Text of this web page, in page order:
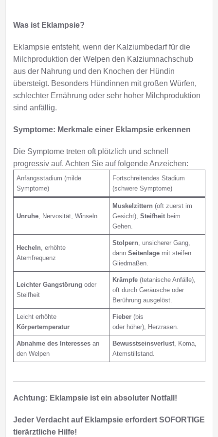
Was ist Eklampsie?
Eklampsie entsteht, wenn der Kalziumbedarf für die
Milchproduktion der Welpen den Kalziumnachschub
aus der Nahrung und den Knochen der Hündin
übersteigt. Besonders Hündinnen mit großen Würfen,
schlechter Ernährung oder sehr hoher Milchproduktion
sind anfällig.
Symptome: Merkmale einer Eklampsie erkennen
Die Symptome treten oft plötzlich und schnell
progressiv auf. Achten Sie auf folgende Anzeichen:
Anfangsstadium (milde
Symptome)
Fortschreitendes Stadium
(schwere Symptome)
Unruhe, Nervosität, Winseln
Muskelzittern (oft zuerst im
Gesicht),Steifheit beim
Gehen.
Hecheln, erhöhte
Atemfrequenz
Stolpern, unsicherer Gang,
dannSeitenlage mit steifen
Gliedmaßen.
Leichter Gangstörung oder
Steifheit
Krämpfe (tetanische Anfälle),
oft durch Geräusche oder
Berührung ausgelöst.
Leicht erhöhte
Körpertemperatur
Fieber (bis
oder höher), Herzrasen.
Abnahme des Interesses an
den Welpen
Bewusstseinsverlust, Koma,
Atemstillstand.
Achtung: Eklampsie ist ein absoluter Notfall!
Jeder Verdacht auf Eklampsie erfordert SOFORTIGE
tierärztliche Hilfe!